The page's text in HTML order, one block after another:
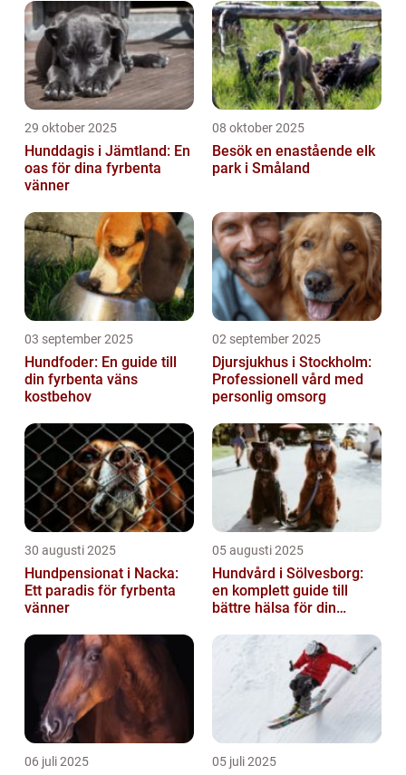
29 oktober 2025
Hunddagis i Jämtland: En
oas för dina fyrbenta
vänner
08 oktober 2025
Besök en enastående elk
park i Småland
03 september 2025
Hundfoder: En guide till
din fyrbenta väns
kostbehov
02 september 2025
Djursjukhus i Stockholm:
Professionell vård med
personlig omsorg
30 augusti 2025
Hundpensionat i Nacka:
Ett paradis för fyrbenta
vänner
05 augusti 2025
Hundvård i Sölvesborg:
en komplett guide till
bättre hälsa för din
06 juli 2025 05 juli 2025